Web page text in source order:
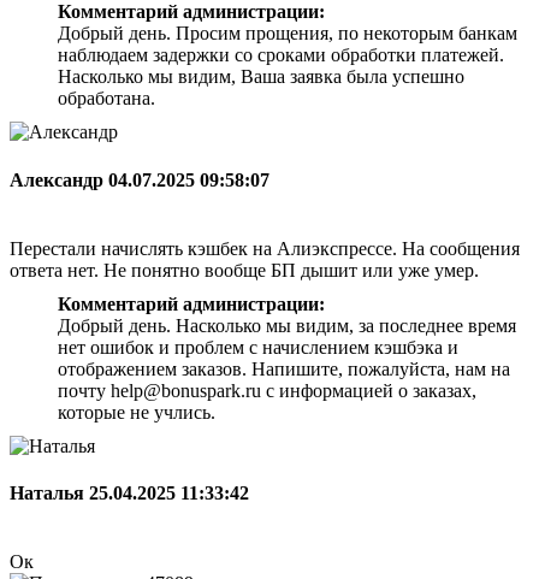
Комментарий администрации:
Добрый день. Просим прощения, по некоторым банкам
наблюдаем задержки со сроками обработки платежей.
Насколько мы видим, Ваша заявка была успешно
обработана.
Александр 04.07.2025 09:58:07
Перестали начислять кэшбек на Алиэкспрессе. На сообщения
ответа нет. Не понятно вообще БП дышит или уже умер.
Комментарий администрации:
Добрый день. Насколько мы видим, за последнее время
нет ошибок и проблем с начислением кэшбэка и
отображением заказов. Напишите, пожалуйста, нам на
почту help@bonuspark.ru с информацией о заказах,
которые не учлись.
Наталья 25.04.2025 11:33:42
Ок